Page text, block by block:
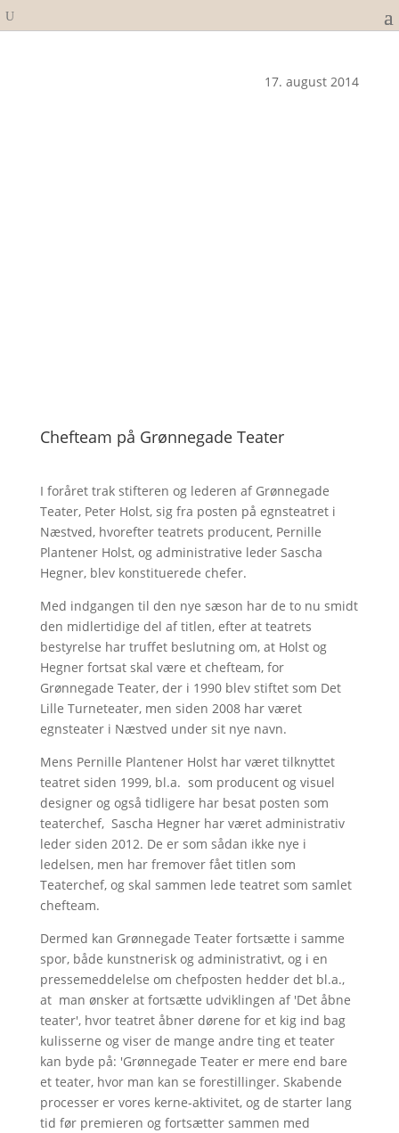
17. august 2014
Chefteam på Grønnegade Teater
I foråret trak stifteren og lederen af Grønnegade
Teater, Peter Holst, sig fra posten på egnsteatret i
Næstved, hvorefter teatrets producent, Pernille
Plantener Holst, og administrative leder Sascha
Hegner, blev konstituerede chefer.
Med indgangen til den nye sæson har de to nu smidt
den midlertidige del af titlen, efter at teatrets
bestyrelse har truffet beslutning om, at Holst og
Hegner fortsat skal være et chefteam, for
Grønnegade Teater, der i 1990 blev stiftet som Det
Lille Turneteater, men siden 2008 har været
egnsteater i Næstved under sit nye navn.
Mens Pernille Plantener Holst har været tilknyttet
teatret siden 1999, bl.a. som producent og visuel
designer og også tidligere har besat posten som
teaterchef, Sascha Hegner har været administrativ
leder siden 2012. De er som sådan ikke nye i
ledelsen, men har fremover fået titlen som
Teaterchef, og skal sammen lede teatret som samlet
chefteam.
Dermed kan Grønnegade Teater fortsætte i samme
spor, både kunstnerisk og administrativt, og i en
pressemeddelelse om chefposten hedder det bl.a.,
at man ønsker at fortsætte udviklingen af 'Det åbne
teater', hvor teatret åbner dørene for et kig ind bag
kulisserne og viser de mange andre ting et teater
kan byde på: 'Grønnegade Teater er mere end bare
et teater, hvor man kan se forestillinger. Skabende
processer er vores kerne-aktivitet, og de starter lang
tid før premieren og fortsætter sammen med